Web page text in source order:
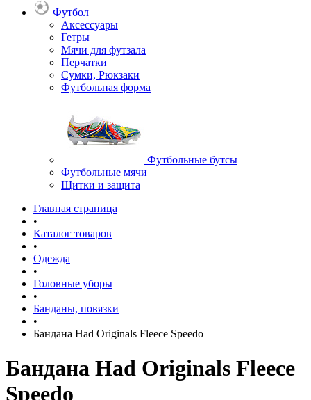
Футбол
Аксессуары
Гетры
Мячи для футзала
Перчатки
Сумки, Рюкзаки
Футбольная форма
Футбольные бутсы
Футбольные мячи
Щитки и защита
Главная страница
•
Каталог товаров
•
Одежда
•
Головные уборы
•
Банданы, повязки
•
Бандана Had Originals Fleece Speedo
Бандана Had Originals Fleece
Speedo